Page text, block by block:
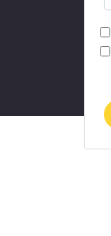
m
e
e
-
i
l
t
u
e
l